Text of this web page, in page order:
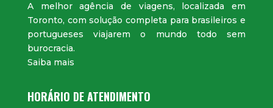
A melhor agência de viagens, localizada em
Toronto, com solução completa para brasileiros e
portugueses viajarem o mundo todo sem
burocracia.
Saiba mais
HORÁRIO DE ATENDIMENTO